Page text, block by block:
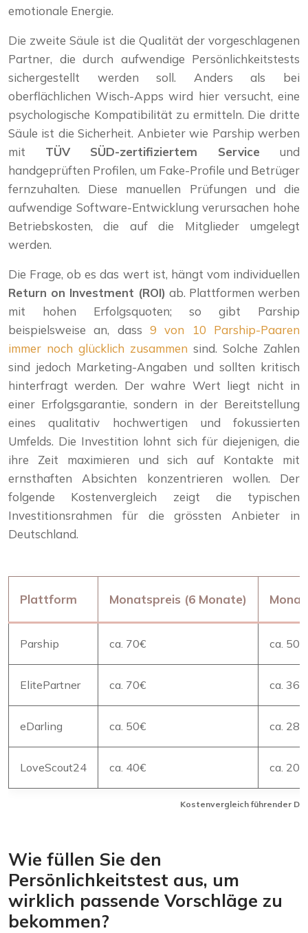
emotionale Energie.
Die zweite Säule ist die Qualität der vorgeschlagenen
Partner, die durch aufwendige Persönlichkeitstests
sichergestellt werden soll. Anders als bei
oberflächlichen Wisch-Apps wird hier versucht, eine
psychologische Kompatibilität zu ermitteln. Die dritte
Säule ist die Sicherheit. Anbieter wie Parship werben
mit TÜV SÜD-zertifiziertem Service und
handgeprüften Profilen, um Fake-Profile und Betrüger
fernzuhalten. Diese manuellen Prüfungen und die
aufwendige Software-Entwicklung verursachen hohe
Betriebskosten, die auf die Mitglieder umgelegt
werden.
Die Frage, ob es das wert ist, hängt vom individuellen
Return on Investment (ROI) ab. Plattformen werben
mit hohen Erfolgsquoten; so gibt Parship
beispielsweise an, dass 9 von 10 Parship-Paaren
immer noch glücklich zusammen sind. Solche Zahlen
sind jedoch Marketing-Angaben und sollten kritisch
hinterfragt werden. Der wahre Wert liegt nicht in
einer Erfolgsgarantie, sondern in der Bereitstellung
eines qualitativ hochwertigen und fokussierten
Umfelds. Die Investition lohnt sich für diejenigen, die
ihre Zeit maximieren und sich auf Kontakte mit
ernsthaften Absichten konzentrieren wollen. Der
folgende Kostenvergleich zeigt die typischen
Investitionsrahmen für die grössten Anbieter in
Deutschland.
Kostenvergleich führender
Plattform Monatspreis (6 Monate)
Parship ca. 70€ ca. 50€
ElitePartner ca. 70€ ca. 36€
eDarling ca. 50€ ca. 28€
LoveScout24 ca. 40€ ca. 20€
Wie füllen Sie den
Persönlichkeitstest aus, um
wirklich passende Vorschläge zu
bekommen?